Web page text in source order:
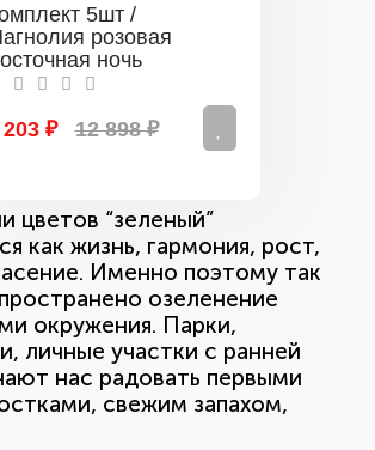
5шт /
розовая
ночь
₽ 12 898 ₽
цветов “зеленый”
как жизнь, гармония, рост,
Именно поэтому так
озеленение
окружения. Парки,
личные участки с ранней
нас радовать первыми
свежим запахом,